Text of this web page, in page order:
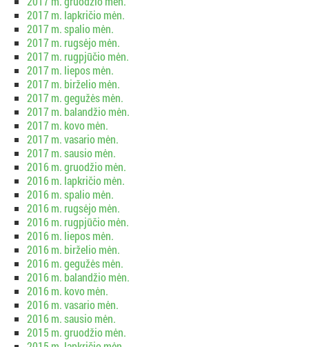
2017 m. lapkričio mėn.
2017 m. spalio mėn.
2017 m. rugsėjo mėn.
2017 m. rugpjūčio mėn.
2017 m. liepos mėn.
2017 m. birželio mėn.
2017 m. gegužės mėn.
2017 m. balandžio mėn.
2017 m. kovo mėn.
2017 m. vasario mėn.
2017 m. sausio mėn.
2016 m. gruodžio mėn.
2016 m. lapkričio mėn.
2016 m. spalio mėn.
2016 m. rugsėjo mėn.
2016 m. rugpjūčio mėn.
2016 m. liepos mėn.
2016 m. birželio mėn.
2016 m. gegužės mėn.
2016 m. balandžio mėn.
2016 m. kovo mėn.
2016 m. vasario mėn.
2016 m. sausio mėn.
2015 m. gruodžio mėn.